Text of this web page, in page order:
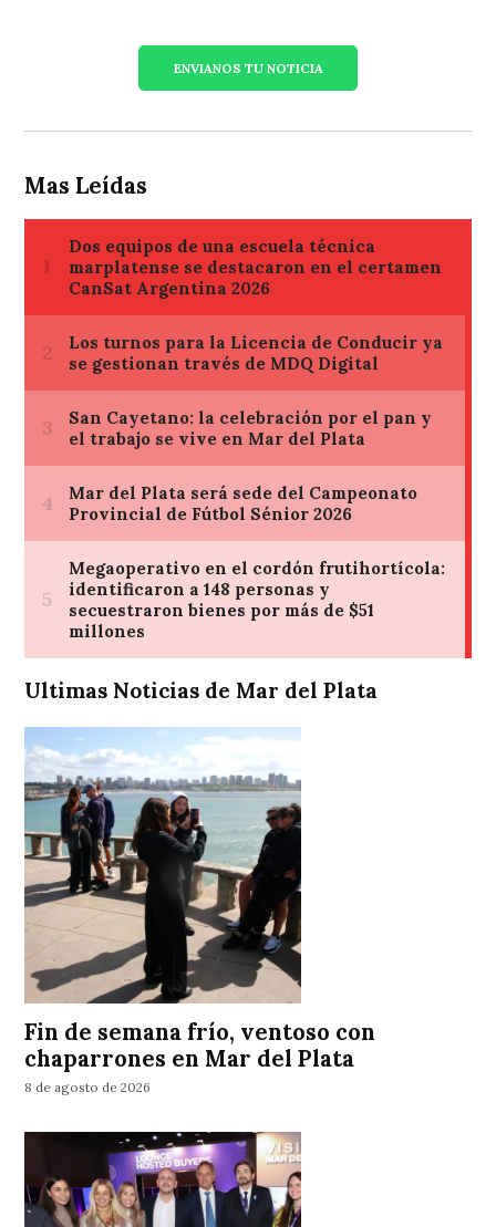
ENVIANOS TU NOTICIA
Mas Leídas
Ultimas Noticias de Mar del Plata
Fin de semana frío, ventoso con
chaparrones en Mar del Plata
8 de agosto de 2026